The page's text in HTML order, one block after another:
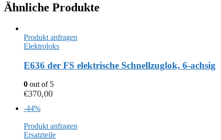
Ähnliche Produkte
Produkt anfragen
Elektroloks
E636 der FS elektrische Schnellzuglok, 6-achsig
0 out of 5
€370,00
-44%
Produkt anfragen
Ersatzteile